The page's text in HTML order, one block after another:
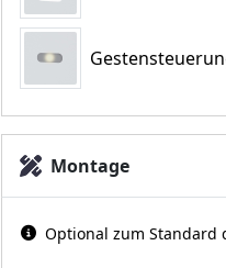
Montage
Optional zum Standard